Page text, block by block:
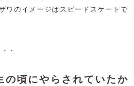
ワのイメージはスピードスケートで
・
の頃にやらされていたか